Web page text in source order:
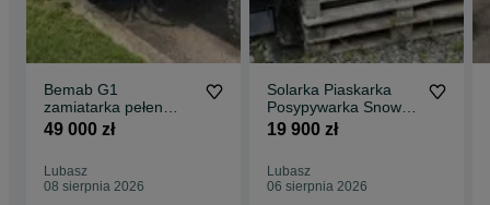
Bemab G1
zamiatarka pełen
serwis Iseki Kubota
49 000 zł
Lubasz
08 sierpnia 2026
Solarka Piaskarka
Posypywarka Snoway
Epoke Schmidt Nido
19 900 zł
Lubasz
06 sierpnia 2026